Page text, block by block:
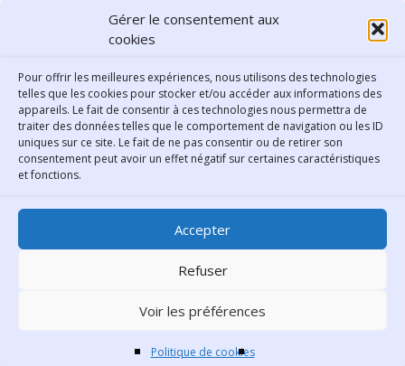
Gérer le consentement aux
cookies
Pour offrir les meilleures expériences, nous utilisons des technologies
telles que les cookies pour stocker et/ou accéder aux informations des
appareils. Le fait de consentir à ces technologies nous permettra de
traiter des données telles que le comportement de navigation ou les ID
uniques sur ce site. Le fait de ne pas consentir ou de retirer son
consentement peut avoir un effet négatif sur certaines caractéristiques
et fonctions.
Accepter
Refuser
Voir les préférences
Politique de cookies
durablement dans tous les pays du sous-continent.
Si ce dernier connaît aujourd’hui quelques
turbulences d’ordre politique et économique, les
juntes ont désormais peu de chance de revenir au
pouvoir par la force. Les processus électoraux sont
garantis partout, non seulement par les
constitutions, mais aussi par les groupes
d’intégration dont les statuts sont assortis d’une «
charte démocratique » (une clause d’exclusion pour
manquement à la démocratie).
Continuer la lecture- 9 min
Bibliothèque municipale de
Lyon
30 Boulevard Vivier-Merle
Téléphone
Contacter le comité éditorial